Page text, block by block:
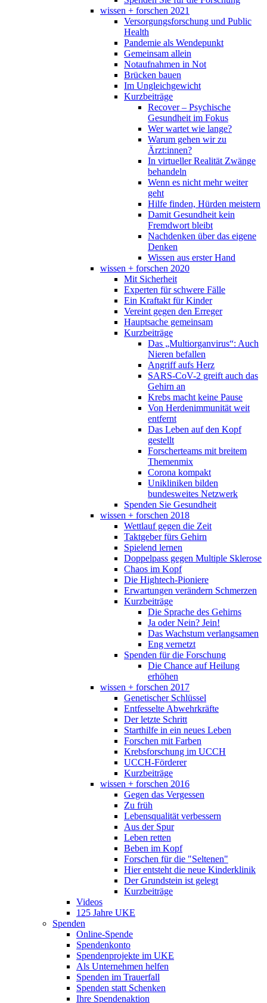
wissen + forschen 2021
Versorgungsforschung und Public
Health
Pandemie als Wendepunkt
Gemeinsam allein
Notaufnahmen in Not
Brücken bauen
Im Ungleichgewicht
Kurzbeiträge
Recover – Psychische
Gesundheit im Fokus
Wer wartet wie lange?
Warum gehen wir zu
Ärzt:innen?
In virtueller Realität Zwänge
behandeln
Wenn es nicht mehr weiter
geht
Hilfe finden, Hürden meistern
Damit Gesundheit kein
Fremdwort bleibt
Nachdenken über das eigene
Denken
Wissen aus erster Hand
wissen + forschen 2020
Mit Sicherheit
Experten für schwere Fälle
Ein Kraftakt für Kinder
Vereint gegen den Erreger
Hauptsache gemeinsam
Kurzbeiträge
Das „Multiorganvirus“: Auch
Nieren befallen
Angriff aufs Herz
SARS-CoV-2 greift auch das
Gehirn an
Krebs macht keine Pause
Von Herdenimmunität weit
entfernt
Das Leben auf den Kopf
gestellt
Forscherteams mit breitem
Themenmix
Corona kompakt
Unikliniken bilden
bundesweites Netzwerk
Spenden Sie Gesundheit
wissen + forschen 2018
Wettlauf gegen die Zeit
Taktgeber fürs Gehirn
Spielend lernen
Doppelpass gegen Multiple Sklerose
Chaos im Kopf
Die Hightech-Pioniere
Erwartungen verändern Schmerzen
Kurzbeiträge
Die Sprache des Gehirns
Ja oder Nein? Jein!
Das Wachstum verlangsamen
Eng vernetzt
Spenden für die Forschung
Die Chance auf Heilung
erhöhen
wissen + forschen 2017
Genetischer Schlüssel
Entfesselte Abwehrkräfte
Der letzte Schritt
Starthilfe in ein neues Leben
Forschen mit Farben
Krebsforschung im UCCH
UCCH-Förderer
Kurzbeiträge
wissen + forschen 2016
Gegen das Vergessen
Zu früh
Lebensqualität verbessern
Aus der Spur
Leben retten
Beben im Kopf
Forschen für die "Seltenen"
Hier entsteht die neue Kinderklinik
Der Grundstein ist gelegt
Kurzbeiträge
Videos
125 Jahre UKE
Spenden
Online-Spende
Spendenkonto
Spendenprojekte im UKE
Als Unternehmen helfen
Spenden im Trauerfall
Spenden statt Schenken
Ihre Spendenaktion